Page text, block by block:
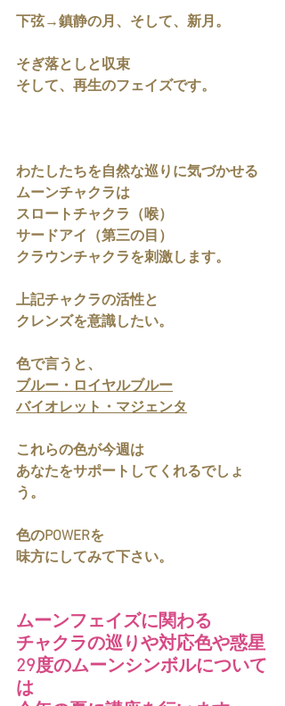
下弦→鎮静の月、そして、新月。
そぎ落としと収束
そして、再生のフェイズです。
わたしたちを自然な巡りに気づかせる
ムーンチャクラは
スロートチャクラ（喉）
サードアイ（第三の目）
クラウンチャクラを刺激します。
上記チャクラの活性と
クレンズを意識したい。
色で言うと、
ブルー・ロイヤルブルー
バイオレット・マジェンタ
これらの色が今週は
あなたをサポートしてくれるでしょ
う。
色のPOWERを
味方にしてみて下さい。
ムーンフェイズに関わる
チャクラの巡りや対応色や惑星
29度のムーンシンボルについて
は